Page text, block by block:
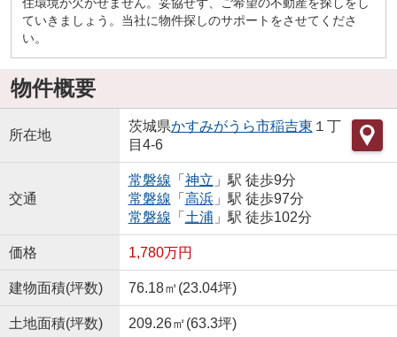
ていきましょう。当社に物件探しのサポートをさせてくださ
い。
物件概要
所在地
茨城県かすみがうら市稲吉東 １丁
目4-6
交通
常磐線 「 神立 」駅 徒歩9分
常磐線 「 高浜」駅 徒歩97分
常磐線 「 土浦 」駅 徒歩102分
価格 1,780万円
建物面積(坪数) 76.18㎡(23.04坪)
土地面積(坪数) 209.26㎡(63.3坪)